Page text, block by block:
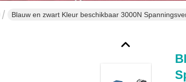
Blauw en zwart Kleur beschikbaar 3000N